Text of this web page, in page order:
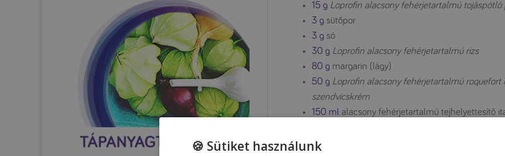
15 g Loprofin alacsony fehérjetartalmú tojáspótló
3 g sütőpor
3 g só
30 g Loprofin alacsony fehérjetartalmú rizs
80 g margarin (lágy)
50 g Loprofin alacsony fehérjetartalmú roquefort
szendvicskrém
150 ml alacsony fehérjetartalmú tejhelyettesítő
bazsalikom
🍪 Sütiket használunk